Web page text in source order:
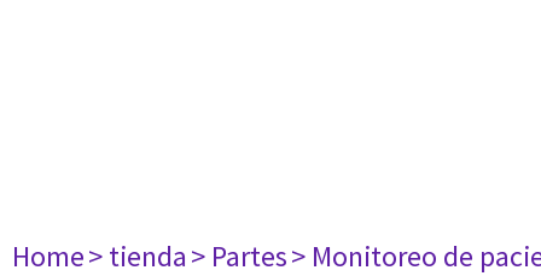
Home> tienda> Partes> Monitoreo de